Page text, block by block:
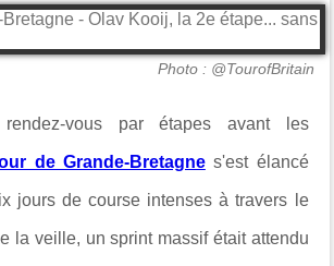
Photo : @TourofBritain
vous par étapes avant les
de Grande-Bretagnes'est élancé
jours de course intenses à travers le
la veille, un sprint massif était attendu